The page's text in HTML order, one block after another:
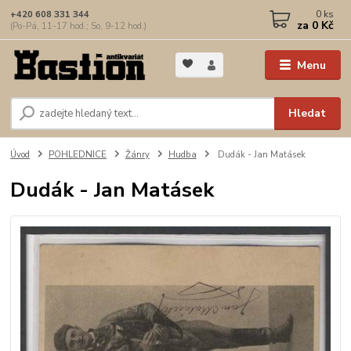
Menu
Hledat
+420 608 331 344
(Po-Pá, 11-17 hod.; So, 9-12 hod.)
0 ks
za 0 Kč
Úvod POHLEDNICE Žánry Hudba Dudák - Jan Matásek
Dudák - Jan Matásek